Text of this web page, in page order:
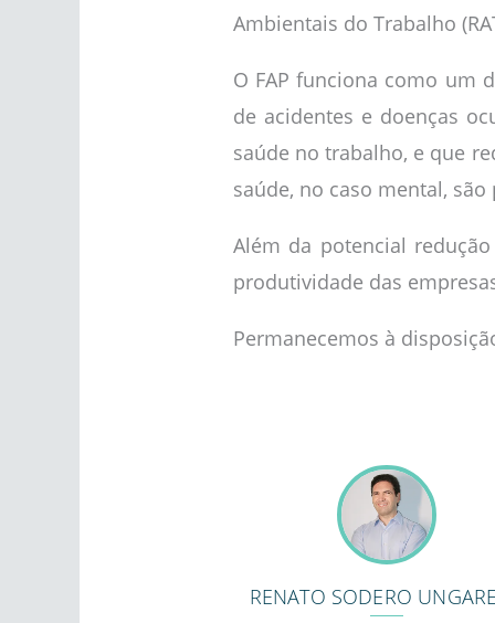
Ambientais do Trabalho
O FAP funciona como um
de acidentes e doenças
saúde no trabalho, e que
saúde, no caso mental,
Além da potencial
produtividade das
Permanecemos à
RENATO SODERO